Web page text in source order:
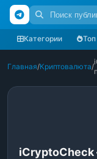
Категории Топ
Главная/Криптовалюта/